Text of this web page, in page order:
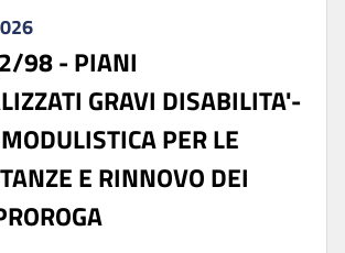
98 - PIANI
GRAVI DISABILITA'-
PER LE
E RINNOVO DEI